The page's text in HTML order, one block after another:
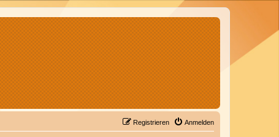
Anmelden
Registrieren